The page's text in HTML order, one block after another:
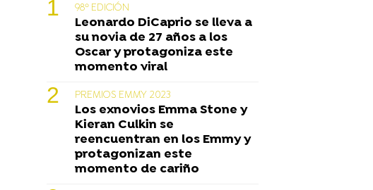
98º EDICIÓN
Leonardo DiCaprio se lleva a
su novia de 27 años a los
Oscar y protagoniza este
momento viral
PREMIOS EMMY 2023
Los exnovios Emma Stone y
Kieran Culkin se
reencuentran en los Emmy y
protagonizan este
momento de cariño